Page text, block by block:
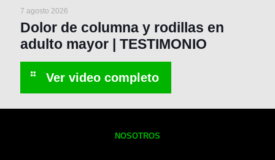
7 agosto 2026
Dolor de columna y rodillas en
adulto mayor | TESTIMONIO
NOSOTROS